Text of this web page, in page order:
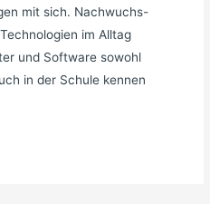
mit sich. Nachwuchs-
im Alltag
und Software sowohl
in der Schule kennen